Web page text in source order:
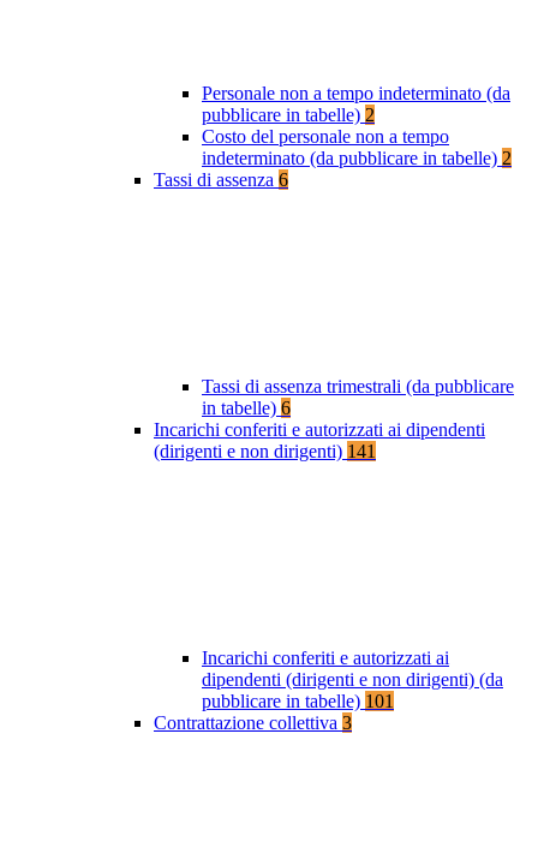
Personale non a tempo indeterminato (da
pubblicare in tabelle) 2
Costo del personale non a tempo
indeterminato (da pubblicare in tabelle) 2
Tassi di assenza 6
Tassi di assenza trimestrali (da pubblicare
in tabelle) 6
Incarichi conferiti e autorizzati ai dipendenti
(dirigenti e non dirigenti) 141
Incarichi conferiti e autorizzati ai
dipendenti (dirigenti e non dirigenti) (da
pubblicare in tabelle) 101
Contrattazione collettiva 3